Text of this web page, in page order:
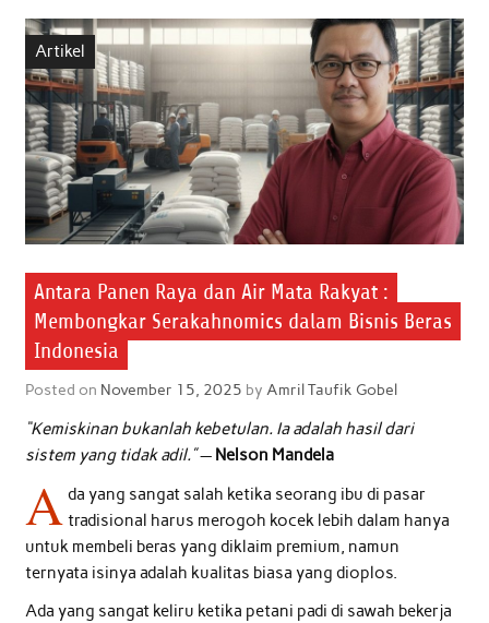
Artikel
Antara Panen Raya dan Air Mata Rakyat :
Membongkar Serakahnomics dalam Bisnis Beras
Indonesia
Posted on November 15, 2025 by Amril Taufik Gobel
“Kemiskinan bukanlah kebetulan. Ia adalah hasil dari
sistem yang tidak adil.”— Nelson Mandela
A da yang sangat salah ketika seorang ibu di pasar
tradisional harus merogoh kocek lebih dalam hanya
untuk membeli beras yang diklaim premium, namun
ternyata isinya adalah kualitas biasa yang dioplos.
Ada yang sangat keliru ketika petani padi di sawah bekerja